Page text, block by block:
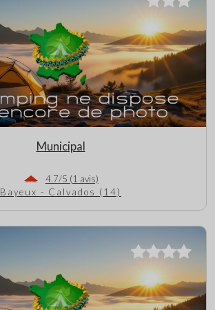
Municipal
4.7/5 (1 avis)
Bayeux - Calvados (14)